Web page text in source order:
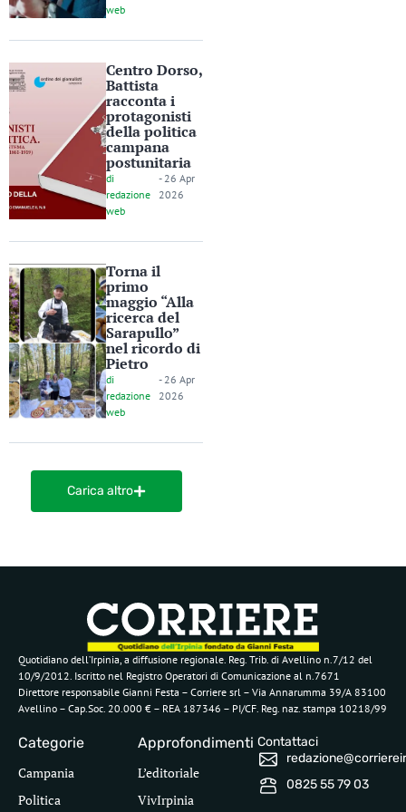
web
Centro Dorso,
Battista
racconta i
protagonisti
della politica
campana
postunitaria
di
redazione
web
- 26 Apr
2026
Torna il
primo
maggio “Alla
ricerca del
Sarapullo”
nel ricordo di
Pietro
di
redazione
web
- 26 Apr
2026
Carica altro
Quotidiano dell’Irpinia, a diffusione regionale. Reg. Trib. di Avellino n.7/12 del
10/9/2012. Iscritto nel Registro Operatori di Comunicazione al n.7671
Direttore responsabile Gianni Festa – Corriere srl – Via Annarumma 39/A 83100
Avellino – Cap.Soc. 20.000 € – REA 187346 – PI/CF. Reg. naz. stampa 10218/99
Categorie
Campania
Politica
Approfondimenti
L’editoriale
VivIrpinia
Contattaci
0825 55 79 03